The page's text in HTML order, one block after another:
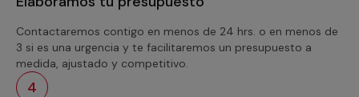
Contactaremos contigo en menos de 24 hrs. o en menos de
3 si es una urgencia y te facilitaremos un presupuesto a
medida, ajustado y competitivo.
4